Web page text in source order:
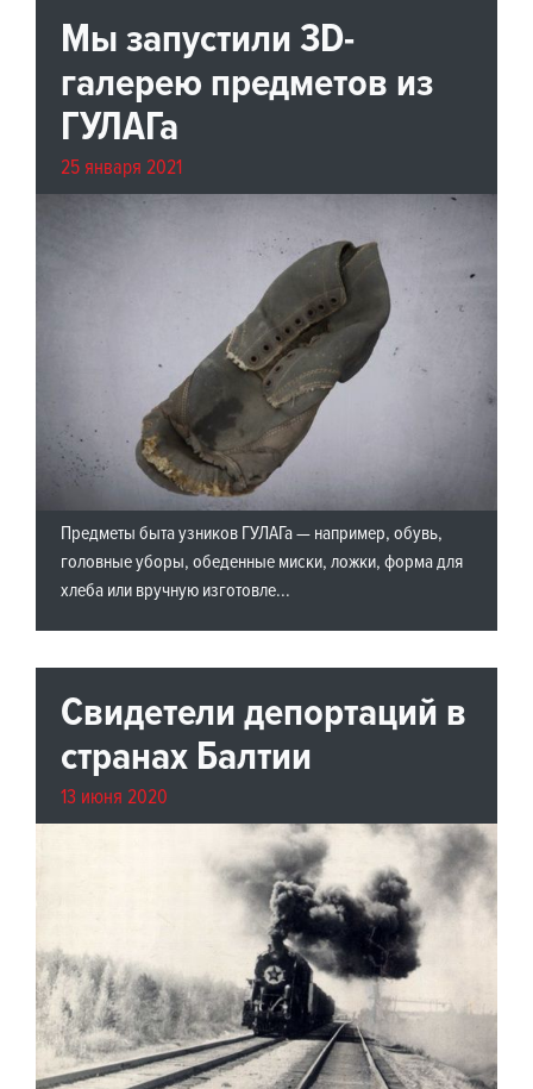
Мы запустили 3D-
галерею предметов из
ГУЛАГа
25 января 2021
Предметы быта узников ГУЛАГа — например, обувь,
головные уборы, обеденные миски, ложки, форма для
хлеба или вручную изготовле...
Свидетели депортаций в
странах Балтии
13 июня 2020